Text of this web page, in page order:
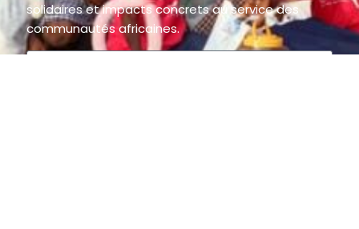
solidaires et impacts concrets au service des
communautés africaines.